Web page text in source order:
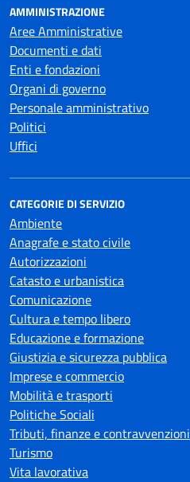
AMMINISTRAZIONE
Aree Amministrative
Documenti e dati
Enti e fondazioni
Organi di governo
Personale amministrativo
Politici
Uffici
CATEGORIE DI SERVIZIO
Ambiente
Anagrafe e stato civile
Autorizzazioni
Catasto e urbanistica
Comunicazione
Cultura e tempo libero
Educazione e formazione
Giustizia e sicurezza pubblica
Imprese e commercio
Mobilità e trasporti
Politiche Sociali
Tributi, finanze e contravvenzioni
Turismo
Vita lavorativa